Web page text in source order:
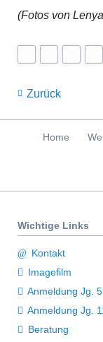
(Fotos von
Zurück
Navigation
Home
Wichtige Links
Kontakt
Imagefilm
Anmeldung Jg. 5
Anmeldung Jg.
Beratung